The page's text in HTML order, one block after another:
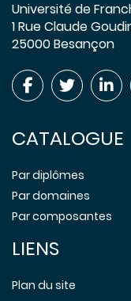
Université de
1 Rue Claude
25000 Besançon
CATALOGUE
Par diplômes
Par domaines
Par composantes
LIENS
Plan du site